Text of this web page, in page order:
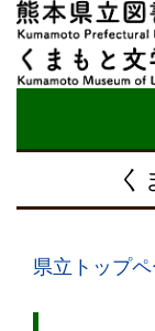
く
県立トップ